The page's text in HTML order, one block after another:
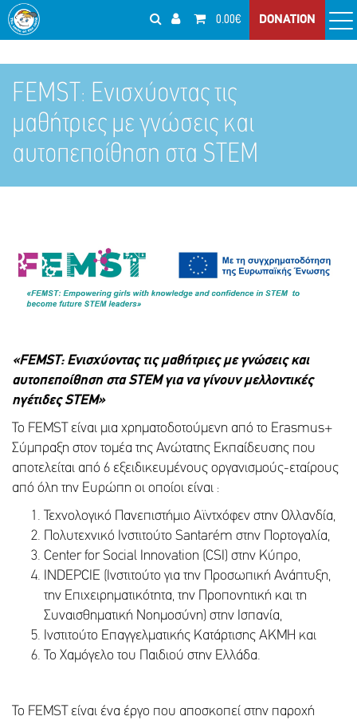
0.00€ DONATION
FEMST: Ενισχύοντας τις
μαθήτριες με γνώσεις και
αυτοπεποίθηση στα STEM
«FEMST: Ενισχύοντας τις μαθήτριες με γνώσεις και
αυτοπεποίθηση σταSTEMγια να γίνουν μελλοντικές
ηγέτιδεςSTEM»
To FEMST είναι μια χρηματοδοτούμενη από το Erasmus+
Σύμπραξη στον τομέα της Ανώτατης Εκπαίδευσης που
αποτελείται από 6 εξειδικευμένους οργανισμούς-εταίρους
από όλη την Ευρώπη οι οποίοι είναι :
Τεχνολογικό Πανεπιστήμιο Αϊντχόφεν στην Ολλανδία,
Πολυτεχνικό Ινστιτούτο Santarém στην Πορτογαλία,
Center for Social Innovation (CSI) στην Κύπρο,
INDEPCIE (Ινστιτούτο για την Προσωπική Ανάπτυξη,
την Επιχειρηματικότητα, την Προπονητική και τη
Συναισθηματική Νοημοσύνη) στην Ισπανία,
Ινστιτούτο Επαγγελματικής Κατάρτισης ΑΚΜΗ και
Το Χαμόγελο του Παιδιού στην Ελλάδα.
Το FEMST είναι ένα έργο που αποσκοπεί στην παροχή